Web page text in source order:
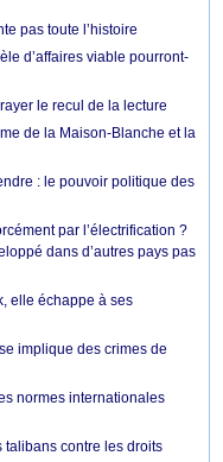
pas toute l’histoire
d’affaires viable pourront-
le recul de la lecture
de la Maison-Blanche et la
: le pouvoir politique des
par l’électrification ?
dans d’autres pays pas
elle échappe à ses
implique des crimes de
normes internationales
talibans contre les droits